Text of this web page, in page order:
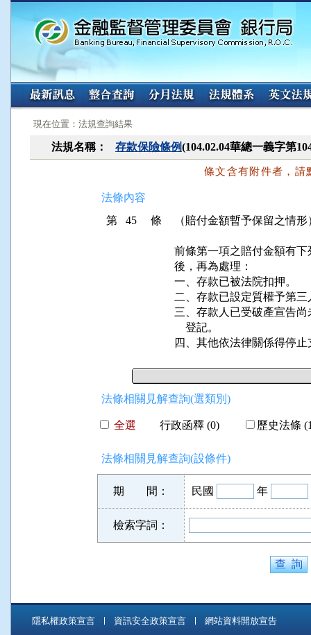
:::
現在位置：法規查詢結果
法規名稱： 存款保險條例(104.02.04華總一義字第
條文含有附件者，請
法條內容
第 45 條
（賠付金額暫予保留之情形
前條第一項之賠付金額有
後，再為處理：
一、存款已被法院扣押。
二、存款已設定質權予第三
三、存款人已受破產宣告
    登記。
四、其他依法律關係得停止
法條相關見解查詢(選類別)
全選 行政函釋 (0) 歷史法條
法條相關見解查詢(設條件)
期 間： 民國 年
檢索字詞：
隱私權政策宣言 資訊安全政策宣言 網站資料開放宣告